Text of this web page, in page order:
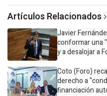
Artículos Relacionados
Javier
conformar una
y a desalojar a
Coto (Foro)
derecho a
financiación